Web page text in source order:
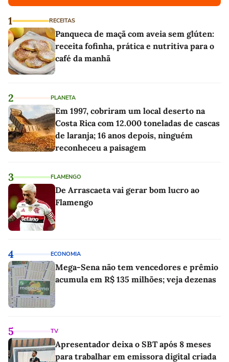
1 RECEITAS
Panqueca de maçã com aveia sem glúten:
receita fofinha, prática e nutritiva para o
café da manhã
2 PLANETA
Em 1997, cobriram um local deserto na
Costa Rica com 12.000 toneladas de cascas
de laranja; 16 anos depois, ninguém
reconheceu a paisagem
3 FLAMENGO
De Arrascaeta vai gerar bom lucro ao
Flamengo
4 ECONOMIA
Mega-Sena não tem vencedores e prêmio
acumula em R$ 135 milhões; veja dezenas
5 TV
Apresentador deixa o SBT após 8 meses
para trabalhar em emissora digital criada